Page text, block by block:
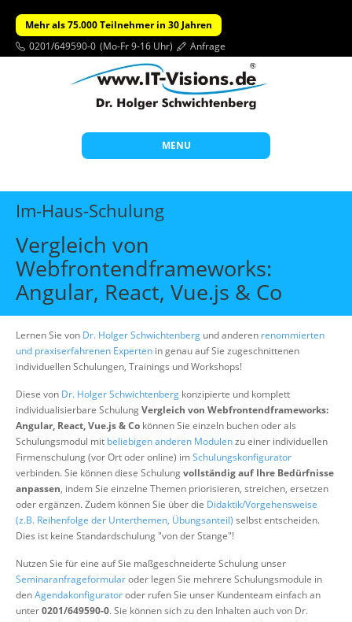
Mehr als 75.000 Teilnehmer in 30 Jahren
0201/649590-0 (Mo-Fr 9-16 Uhr) Anfrage
MENU
Start
Themen
Beratung
Individuelle Schulungen
Offene Seminare
Wissen
Über uns
Suche
Im-Haus-Schulung
Vergleich von
Webfrontendframeworks:
Angular, React, Vue.js & Co
Lernen Sie von Dr. Holger Schwichtenberg und anderen renommierten
und praxiserfahrenen Experten in genau auf Sie zugeschnittenen
individuellen Schulungen, Trainings und Workshops!
Diese von Dr. Holger Schwichtenberg konzipierte und komplett
individualisierbare SchulungVergleich von Webfrontendframeworks:
Angular, React, Vue.js & Co können Sie einzeln buchen oder als
Schulungsmodul mit beliebigen anderen Modulenzu einer individuellen
Firmenschulung (vor Ort oder online) imSchulungskonfigurator
verbinden. Sie können diese Schulungvollständig auf Ihre Bedürfnisse
anpassen, indem Sie einzelne Themen priorisieren, streichen, ersetzen
oder ergänzen. Zudem können Sie über die Didaktik/Vorgehensweise
(z.B. Reihenfolge der Unterthemen, Übungsanteil) selbst entscheiden.
Dies ist keine Standardschulung "von der Stange"!
Nutzen Sie für eine auf Sie maßgeschneiderte Schulung unser
Seminaranfrageformularoder legen Sie mehrere Schulungsmodule in
denAgendakonfiguratoroder rufen Sie unser Kundenteam einfach an
unter0201/649590-0. Sie können sich zu den Inhalten auch von Dr.